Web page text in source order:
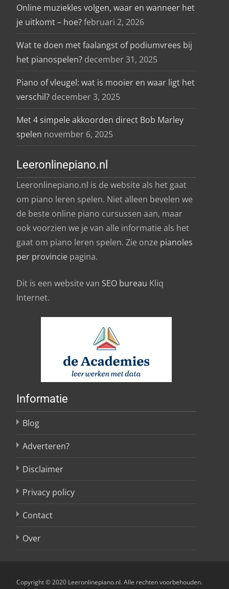
Online muziekles volgen, waar en wanneer het
je uitkomt – hoe?februari 2, 2026
Wat te doen met faalangst of podiumvrees bij
het pianospelen? december 31, 2025
Piano of vleugel: wat is mooier en waar ligt het
verschil? december 3, 2025
Met 4 simpele akkoorden direct Bob Marley
spelen november 6, 2025
Leeronlinepiano.nl
Leeronlinepiano.nl is de website als het gaat
om piano leren spelen. Niet alleen bevelen we
de beste online piano cursussen aan, maar
ook voorzien we je van alle informatie als het
gaat om piano leren spelen. Zie onze pianoles
per provincie pagina.
Dit is een website van SEO bureau Kliq
Internet.
Informatie
Blog
Adverteren?
Disclaimer
Privacy policy
Contact
Over
Copyright © 2020 Leeronlinepiano.nl. Alle rechten voorbehouden.